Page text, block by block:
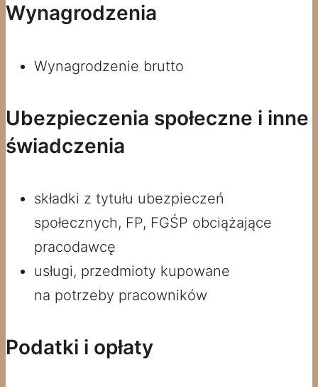
Wynagrodzenia
Wynagrodzenie brutto
Ubezpieczenia społeczne i inne
świadczenia
składki z tytułu ubezpieczeń
społecznych, FP, FGŚP obciążające
pracodawcę
usługi, przedmioty kupowane
na potrzeby pracowników
Podatki i opłaty